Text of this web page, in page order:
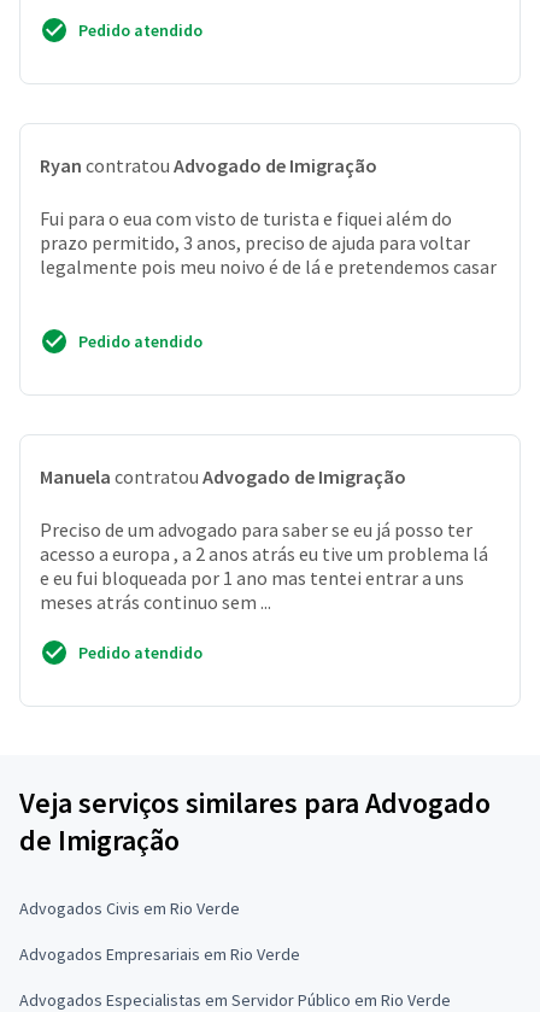
Pedido atendido
Ryan contratou Advogado de Imigração
Fui para o eua com visto de turista e fiquei além do
prazo permitido, 3 anos, preciso de ajuda para voltar
legalmente pois meu noivo é de lá e pretendemos casar
Pedido atendido
Manuela contratou Advogado de Imigração
Preciso de um advogado para saber se eu já posso ter
acesso a europa , a 2 anos atrás eu tive um problema lá
e eu fui bloqueada por 1 ano mas tentei entrar a uns
meses atrás continuo sem ...
Pedido atendido
Veja serviços similares para Advogado
de Imigração
Advogados Civis em Rio Verde
Advogados Empresariais em Rio Verde
Advogados Especialistas em Servidor Público em Rio Verde